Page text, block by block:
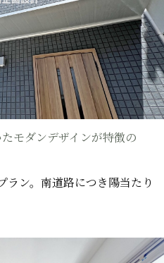
モダンデザインが特徴の
ン。南道路につき陽当たり